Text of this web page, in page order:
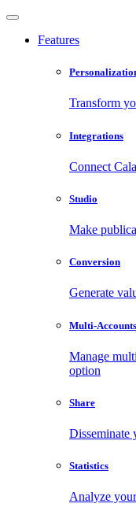
Features
Transform
Integrations
Connect
Studio
Make
Conversion
Generate
Multi-Accounts
Manage
option
Share
Disseminate
Statistics
Analyze